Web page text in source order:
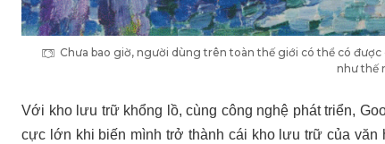
Chưa bao giờ, người dùng trên toàn thế giới có thể có
như thế
Với kho lưu trữ khổng lồ, cùng công nghệ phát triển,
cực lớn khi biến mình trở thành cái kho lưu trữ của